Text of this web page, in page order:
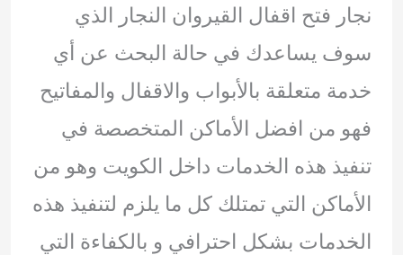
نجار فتح اقفال القيروان النجار الذي
سوف يساعدك في حالة البحث عن أي
خدمة متعلقة بالأبواب والاقفال والمفاتيح
فهو من افضل الأماكن المتخصصة في
تنفيذ هذه الخدمات داخل الكويت وهو من
الأماكن التي تمتلك كل ما يلزم لتنفيذ هذه
الخدمات بشكل احترافي و بالكفاءة التي